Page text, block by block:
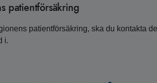
patientförsäkring
patientförsäkring, ska du kontakta
i.